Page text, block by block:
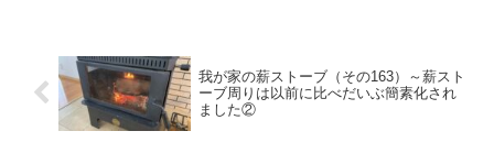
我が家の薪ストーブ（その163）～薪スト
ーブ周りは以前に比べだいぶ簡素化され
ました②